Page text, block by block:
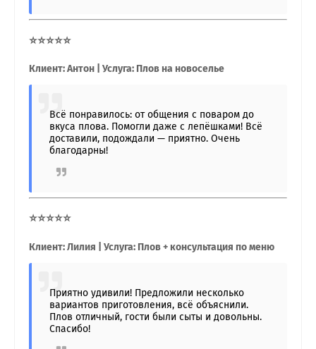
⭐⭐⭐⭐⭐
Клиент: Антон | Услуга: Плов на новоселье
Всё понравилось: от общения с поваром до
вкуса плова. Помогли даже с лепёшками! Всё
доставили, подождали — приятно. Очень
благодарны!
⭐⭐⭐⭐⭐
Клиент: Лилия | Услуга: Плов + консультация по меню
Приятно удивили! Предложили несколько
вариантов приготовления, всё объяснили.
Плов отличный, гости были сыты и довольны.
Спасибо!